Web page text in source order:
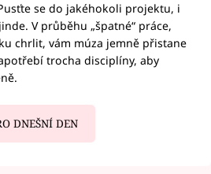
se do jakéhokoli projektu, i
V průběhu „špatné“ práce,
chrlit, vám múza jemně přistane
trocha disciplíny, aby
DNEŠNÍ DEN